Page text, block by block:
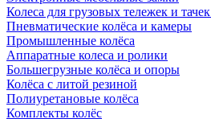
Колеса для грузовых тележек и тачек
Пневматические колёса и камеры
Промышленные колёса
Аппаратные колеса и ролики
Большегрузные колёса и опоры
Колёса с литой резиной
Полиуретановые колёса
Комплекты колёс